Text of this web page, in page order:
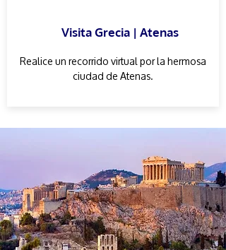
Visita Grecia | Atenas
Realice un recorrido virtual por la hermosa
ciudad de Atenas.